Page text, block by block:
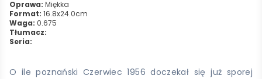
Oprawa: Miękka
Format: 16.8x24.0cm
Waga: 0.675
Tłumacz:
Seria:
O ile poznański Czerwiec 1956 doczekał się już sporej